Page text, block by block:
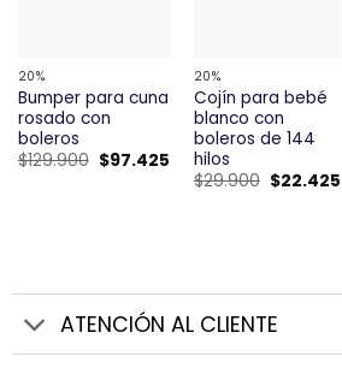
20%
Bumper para cuna
rosado con
boleros
$129.900 El
$97.425El
precio
actual
20%
Cojín para bebé
blanco con
boleros de 144
hilos
$29.900 El
$22.425El
ATENCIÓN AL CLIENTE